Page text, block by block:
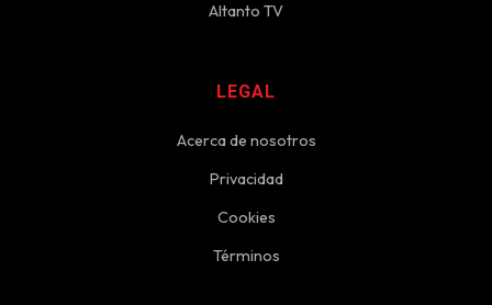
Altanto TV
LEGAL
Acerca de nosotros
Privacidad
Cookies
Términos